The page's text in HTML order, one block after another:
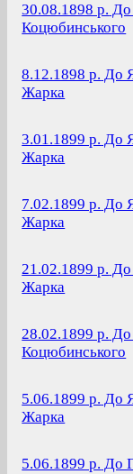
30.08.1898 р. До
Коцюбинського
8.12.1898 р. До
Жарка
3.01.1899 р. До
Жарка
7.02.1899 р. До
Жарка
21.02.1899 р. До
Жарка
28.02.1899 р. До
Коцюбинського
5.06.1899 р. До
Жарка
5.06.1899 р. До